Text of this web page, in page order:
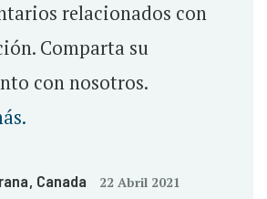
relacionados con
Comparta su
con nosotros.
, Canada 22 Abril 2021